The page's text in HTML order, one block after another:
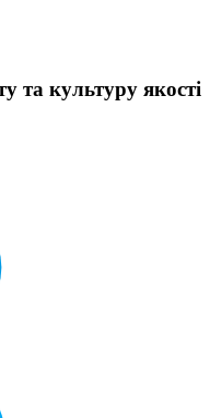
та культуру якості